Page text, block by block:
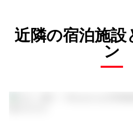
近隣の宿泊施設
ン